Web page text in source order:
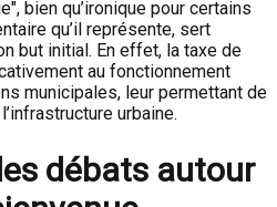
bien qu’ironique pour certains
qu’il représente, sert
but initial. En effet, la taxe de
au fonctionnement
municipales, leur permettant de
urbaine.
débats autour